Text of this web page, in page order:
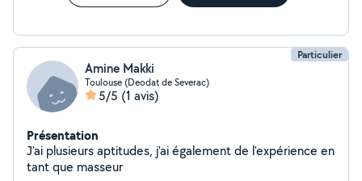
Particulier
Amine Makki
Toulouse (Deodat de Severac)
5/5 (1 avis)
Présentation
J'ai plusieurs aptitudes, j'ai également de l'expérience en
tant que masseur